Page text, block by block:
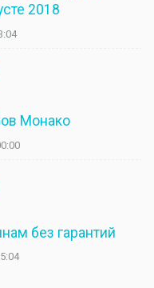
2018
Монако
без гарантий